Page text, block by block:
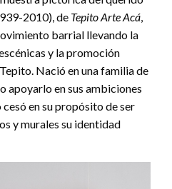
2010), de Tepito Arte Acá
barrial llevando la
y la promoción
Nació en una familia de
apoyarlo en sus ambiciones
en su propósito de ser
y murales su identidad